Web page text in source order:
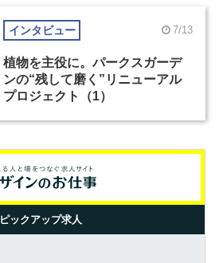
インタビュー 7/13
植物を主役に。パークスガーデ
ンの“残して磨く”リニューアル
プロジェクト（1）
ピックアップ求人